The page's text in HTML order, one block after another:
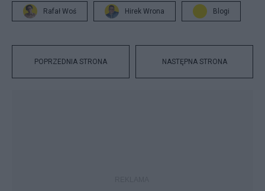
Rafał Woś Hirek Wrona Blogi
POPRZEDNIA STRONA NASTĘPNA STRONA